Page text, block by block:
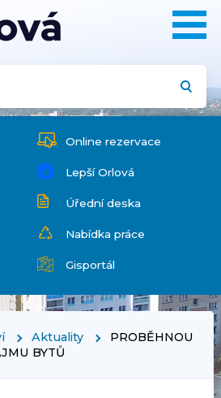
Online rezervace
Lepší Orlová
Úřední deska
Nabídka práce
Gisportál
Aktuality
PROBĚHNOU
BYTŮ